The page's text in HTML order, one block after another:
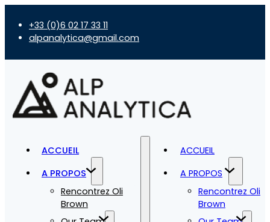
+33 (0)6 02 17 33 11
alpanalytica@gmail.com
ACCUEIL
A PROPOS
Rencontrez Oli
Brown
ACCUEIL
A PROPOS
Rencontrez Oli
Brown